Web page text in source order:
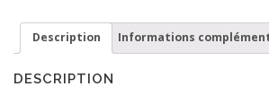
Cocobolo
Description Informations
DESCRIPTION